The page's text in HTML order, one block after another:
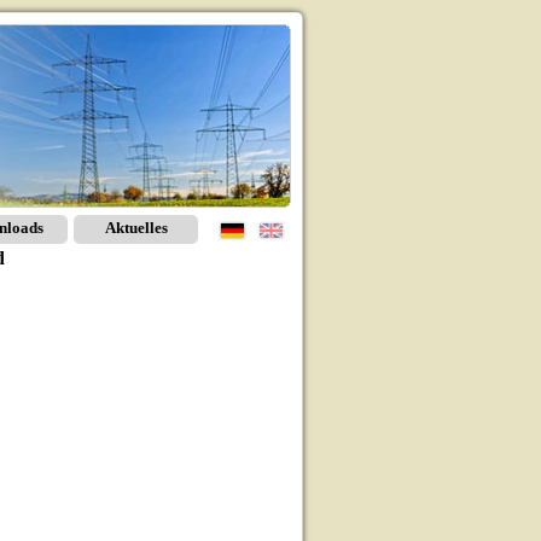
Aktuelles